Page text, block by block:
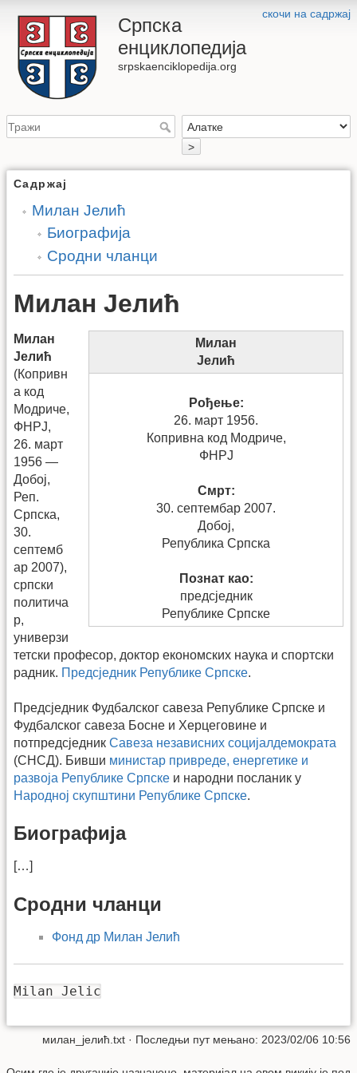
скочи на садржај
Српска
енциклопедија
srpskaenciklopedija.org
>
Садржај
Милан Јелић
Биографија
Сродни чланци
Милан Јелић
Милан
Јелић
Рођење:
26. март 1956.
Копривна код Модриче,
ФНРЈ
Смрт:
30. септембар 2007.
Добој,
Република Српска
Познат као:
предсједник
Републике Српске
Милан
Јелић
(Копривн
а код
Модриче,
ФНРЈ,
26. март
1956 —
Добој,
Реп.
Српска,
30.
септемб
ар 2007),
српски
политича
р,
универзи
тетски професор, доктор економских наука и спортски
радник. Предсједник Републике Српске.
Предсједник Фудбалског савеза Републике Српске и
Фудбалског савеза Босне и Херцеговине и
потпредсједник Савеза независних социјалдемократа
(СНСД). Бивши министар привреде, енергетике и
развоја Републике Српске и народни посланик у
Народној скупштини Републике Српске.
Биографија
[…]
Сродни чланци
Фонд др Милан Јелић
Milan Jelic
милан_јелић.txt · Последњи пут мењано: 2023/02/06 10:56